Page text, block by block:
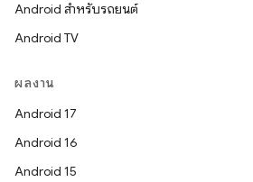
Android สำหรับรถยนต์
Android TV
ผลงาน
Android 17
Android 16
Android 15